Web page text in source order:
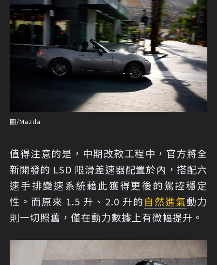
圖/Mazda
值得注意的是，中期改款工程中，官方將全
新開發的 LSD 限滑差速器配置於內，搭配六
速手排變速系統藉此獲得更後的駕控穩定
性。而原來 1.5 升、2.0 升的 自然進氣動力
則一切照舊，僅在動力數據上有微幅提升。